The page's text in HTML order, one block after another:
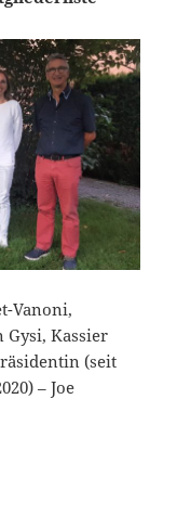
Vanoni,
Gysi, Kassier
(seit
– Joe